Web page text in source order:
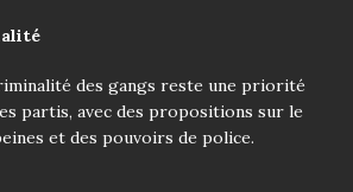
des gangs reste une priorité
partis, avec des propositions sur le
et des pouvoirs de police.